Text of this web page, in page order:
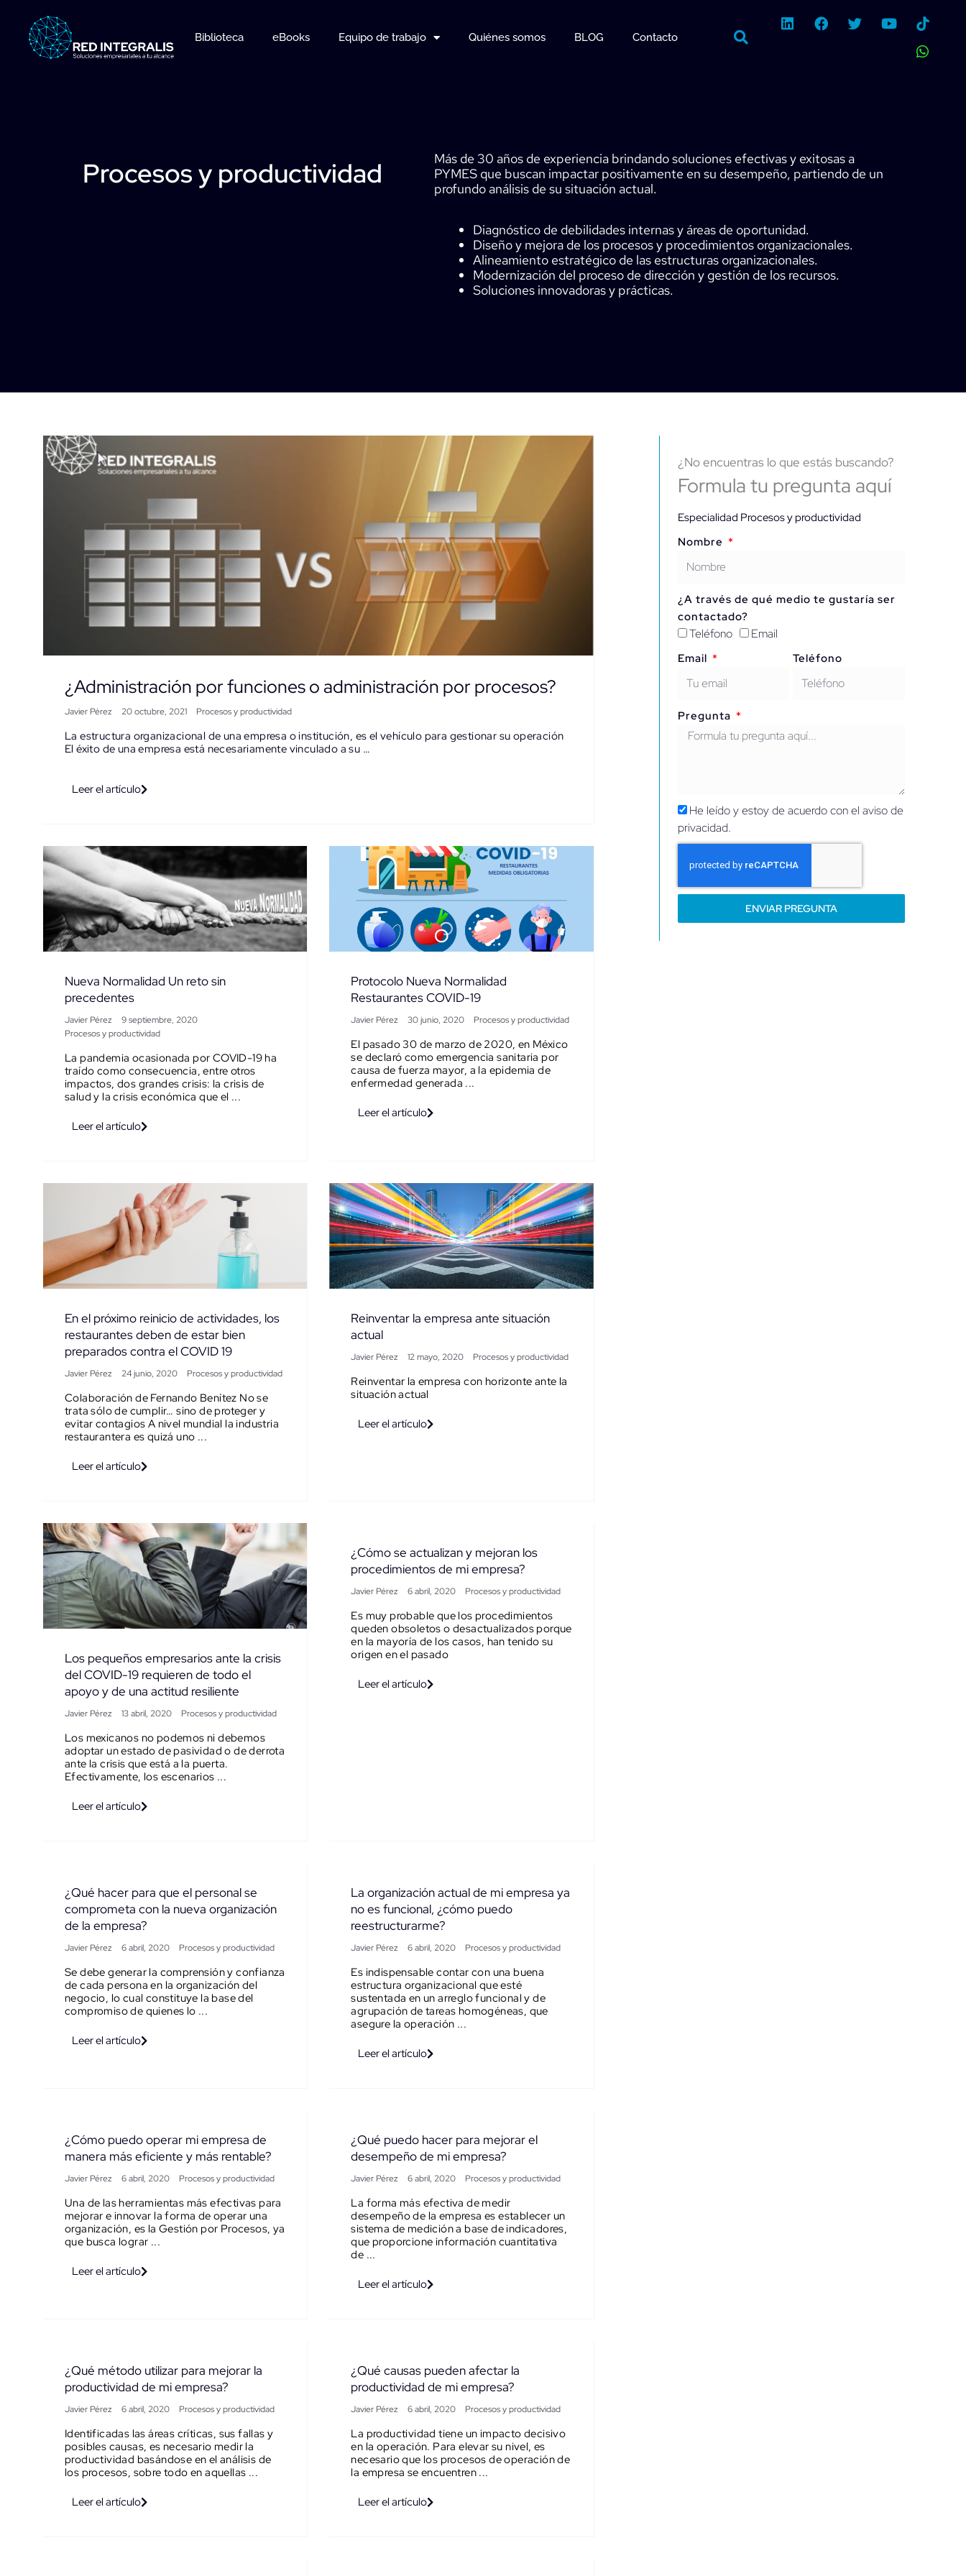
contenido
Biblioteca eBooks Equipo de trabajo Quiénes somos BLOG Contacto
L
i
F
a
T
w
Y
o
W
h
a
t
Procesos y productividad
Más de 30 años de experiencia brindando soluciones efectivas y exitosas a
PYMES que buscan impactar positivamente en su desempeño, partiendo de un
profundo análisis de su situación actual.
Diagnóstico de debilidades internas y áreas de oportunidad.
Diseño y mejora de los procesos y procedimientos organizacionales.
Alineamiento estratégico de las estructuras organizacionales.
Modernización del proceso de dirección y gestión de los recursos.
Soluciones innovadoras y prácticas.
¿Administración por funciones o administración por procesos?
Javier Pérez 20 octubre, 2021 Procesos y productividad
La estructura organizacional de una empresa o institución, es el vehículo para gestionar su operación
El éxito de una empresa está necesariamente vinculado a su …
Leer el artículo
Nueva Normalidad Un reto sin
precedentes
Javier Pérez
9 septiembre, 2020
Procesos y productividad
La pandemia ocasionada por COVID-19 ha
traído como consecuencia, entre otros
impactos, dos grandes crisis: la crisis de
salud y la crisis económica que el ...
Leer el artículo
Protocolo Nueva Normalidad
Restaurantes COVID-19
Javier Pérez 30 junio, 2020 Procesos y productividad
El pasado 30 de marzo de 2020, en México
se declaró como emergencia sanitaria por
causa de fuerza mayor, a la epidemia de
enfermedad generada ...
Leer el artículo
En el próximo reinicio de actividades, los
restaurantes deben de estar bien
preparados contra el COVID 19
Javier Pérez 24 junio, 2020 Procesos y productividad
Colaboración de Fernando Benítez No se
trata sólo de cumplir… sino de proteger y
evitar contagios A nivel mundial la industria
restaurantera es quizá uno ...
Leer el artículo
Reinventar la empresa ante situación
actual
Javier Pérez 12 mayo, 2020 Procesos y productividad
Reinventar la empresa con horizonte ante la
situación actual
Leer el artículo
Los pequeños empresarios ante la crisis
del COVID-19 requieren de todo el
apoyo y de una actitud resiliente
Javier Pérez 13 abril, 2020 Procesos y productividad
Los mexicanos no podemos ni debemos
adoptar un estado de pasividad o de derrota
ante la crisis que está a la puerta.
Efectivamente, los escenarios ...
Leer el artículo
¿Cómo se actualizan y mejoran los
procedimientos de mi empresa?
Javier Pérez 6 abril, 2020 Procesos y productividad
Es muy probable que los procedimientos
queden obsoletos o desactualizados porque
en la mayoría de los casos, han tenido su
origen en el pasado
Leer el artículo
¿Qué hacer para que el personal se
comprometa con la nueva organización
de la empresa?
Javier Pérez 6 abril, 2020 Procesos y productividad
Se debe generar la comprensión y confianza
de cada persona en la organización del
negocio, lo cual constituye la base del
compromiso de quienes lo ...
Leer el artículo
La organización actual de mi empresa ya
no es funcional, ¿cómo puedo
reestructurarme?
Javier Pérez 6 abril, 2020 Procesos y productividad
Es indispensable contar con una buena
estructura organizacional que esté
sustentada en un arreglo funcional y de
agrupación de tareas homogéneas, que
asegure la operación ...
Leer el artículo
¿Cómo puedo operar mi empresa de
manera más eficiente y más rentable?
Javier Pérez 6 abril, 2020 Procesos y productividad
Una de las herramientas más efectivas para
mejorar e innovar la forma de operar una
organización, es la Gestión por Procesos, ya
que busca lograr ...
Leer el artículo
¿Qué puedo hacer para mejorar el
desempeño de mi empresa?
Javier Pérez 6 abril, 2020 Procesos y productividad
La forma más efectiva de medir
desempeño de la empresa es establecer un
sistema de medición a base de indicadores,
que proporcione información cuantitativa
de ...
Leer el artículo
¿Qué método utilizar para mejorar la
productividad de mi empresa?
Javier Pérez 6 abril, 2020 Procesos y productividad
Identificadas las áreas críticas, sus fallas y
posibles causas, es necesario medir la
productividad basándose en el análisis de
los procesos, sobre todo en aquellas ...
Leer el artículo
¿Qué causas pueden afectar la
productividad de mi empresa?
Javier Pérez 6 abril, 2020 Procesos y productividad
La productividad tiene un impacto decisivo
en la operación. Para elevar su nivel, es
necesario que los procesos de operación de
la empresa se encuentren ...
Leer el artículo
¿No encuentras lo que estás buscando?
Formula tu pregunta aquí
Especialidad Procesos y productividad
Nombre
¿A través de qué medio te gustaría ser
contactado?
Teléfono Email
Email Teléfono
Pregunta
He leído y estoy de acuerdo con el aviso de
privacidad.
ENVIAR PREGUNTA